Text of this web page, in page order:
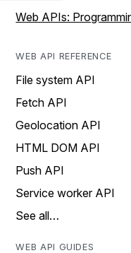
Web APIs:
WEB API REFERENCE
File system API
Fetch API
Geolocation API
HTML DOM API
Push API
Service worker API
See all…
WEB API GUIDES